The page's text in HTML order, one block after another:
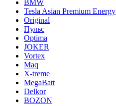
BMW
Tesla Asian Premium Energy
Original
Пульс
Optima
JOKER
Vortex
Maq
X-treme
MegaBatt
Delkor
BOZON